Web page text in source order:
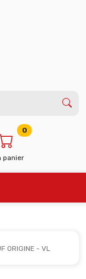
panier
0
ORIGINE - VL